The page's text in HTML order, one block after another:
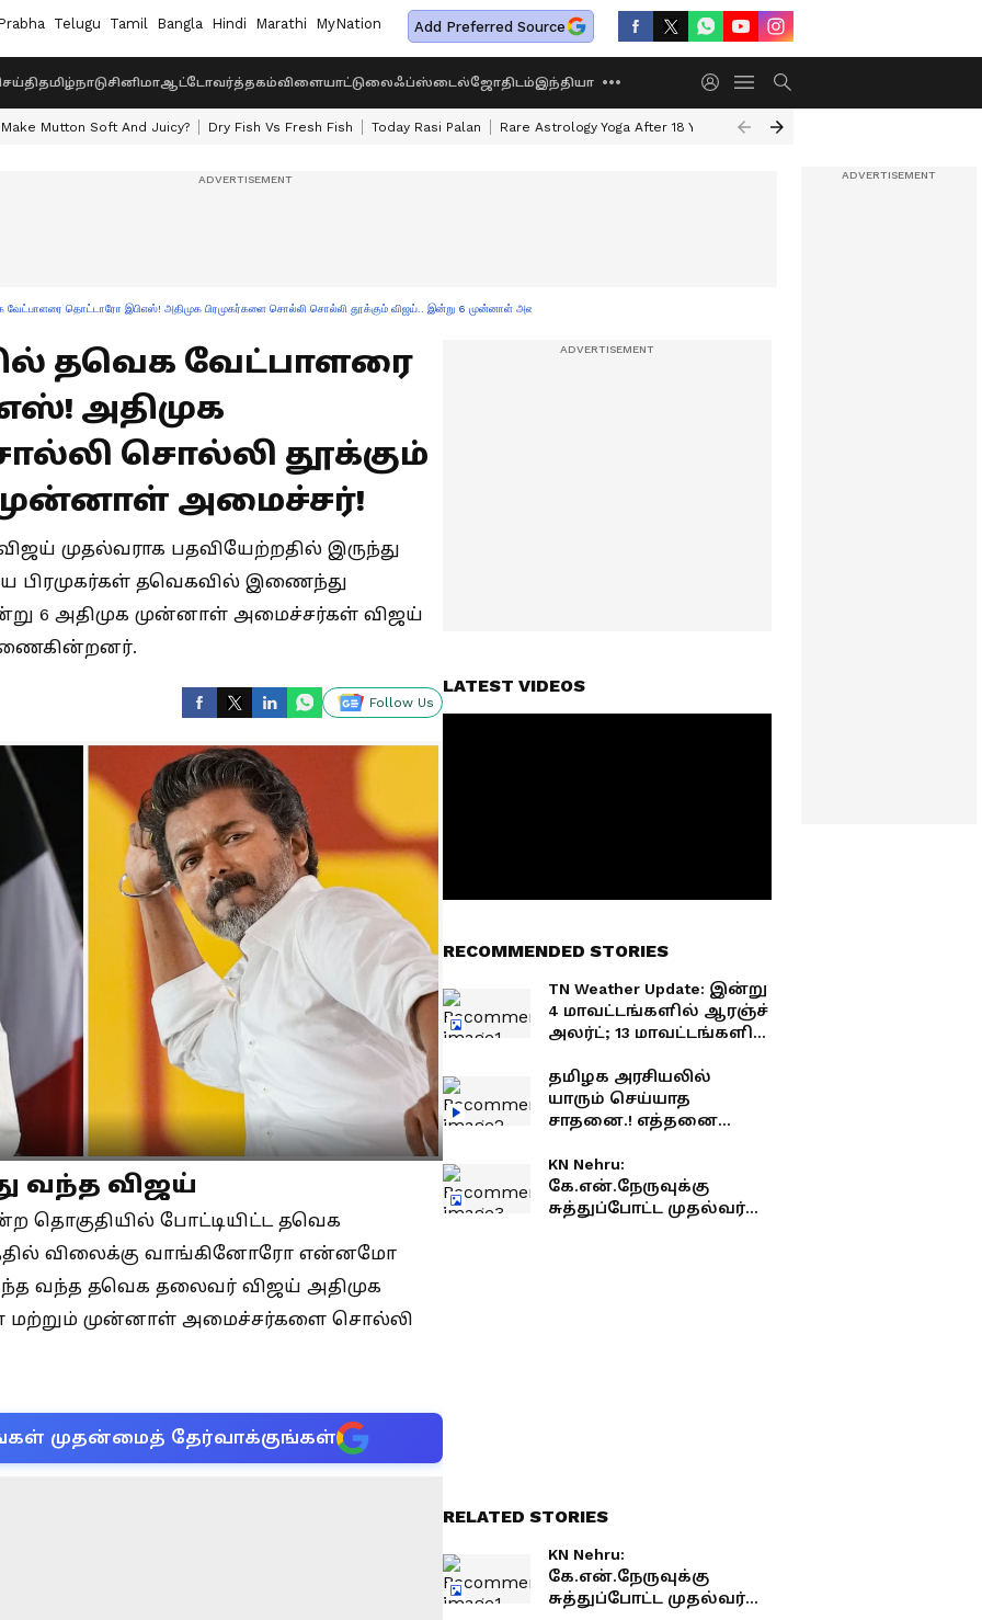
Telugu Tamil Bangla Hindi Marathi MyNation Add Preferred Source
தமிழ்நாடுசினிமாஆட்டோவர்த்தகம்விளையாட்டுலைஃப்ஸ்டைல்ஜோதிடம்இந்தியா
Mutton Soft And Juicy? Dry Fish Vs Fresh Fish Today Rasi Palan Rare Astrology Yoga After 18 Years Dwi Pushkar Yoga 2026
வேட்பாளரை தொட்டாரோ இபிஎஸ்! அதிமுக பிரமுகர்களை சொல்லி சொல்லி தூக்கும் விஜய்.. இன்று 6 முன்னாள் அமைச்சர்!
தவெக வேட்பாளரை
அதிமுக
சொல்லி தூக்கும்
அமைச்சர்!
முதல்வராக பதவியேற்றதில் இருந்து
பிரமுகர்கள் தவெகவில் இணைந்து
6 அதிமுக முன்னாள் அமைச்சர்கள் விஜய்
Follow Us
வந்த விஜய்
தொகுதியில் போட்டியிட்ட தவெக
விலைக்கு வாங்கினோரோ என்னமோ
வந்த தவெக தலைவர் விஜய் அதிமுக
மற்றும் முன்னாள் அமைச்சர்களை சொல்லி
முதன்மைத் தேர்வாக்குங்கள்
LATEST VIDEOS
RECOMMENDED STORIES
TN Weather Update: இன்று
4 மாவட்டங்களில் ஆரஞ்ச்
அலர்ட்; 13 மாவட்டங்களில்
இருக்கா?
தமிழக அரசியலில்
யாரும் செய்யாத
சாதனை.! எத்தனை
இணைந்துள்ளார்கள்
தெரியுமா?
KN Nehru:
கே.என்.நேருவுக்கு
சுத்துப்போட்ட முதல்வர்
RELATED STORIES
KN Nehru:
கே.என்.நேருவுக்கு
சுத்துப்போட்ட முதல்வர்